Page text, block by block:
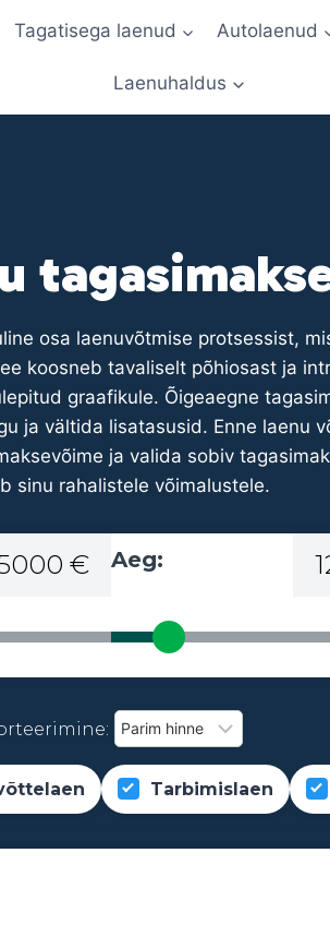
Tagatisega laenud Autolaenud
Laenuhaldus
osa laenuvõtmise protsessist,
koosneb tavaliselt põhiosast ja
graafikule. Õigeaegne
ja vältida lisatasusid. Enne laenu
ja valida sobiv
sinu rahalistele võimalustele.
€ Aeg:
Tarbimislaen